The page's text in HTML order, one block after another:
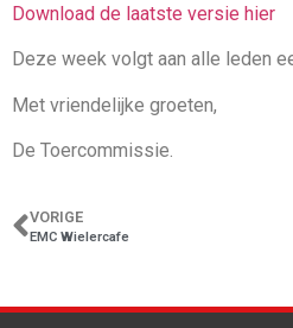
Download de laatste versie hier
Deze week volgt aan alle leden
Met vriendelijke groeten,
De Toercommissie.
VORIGE
EMC Wielercafe